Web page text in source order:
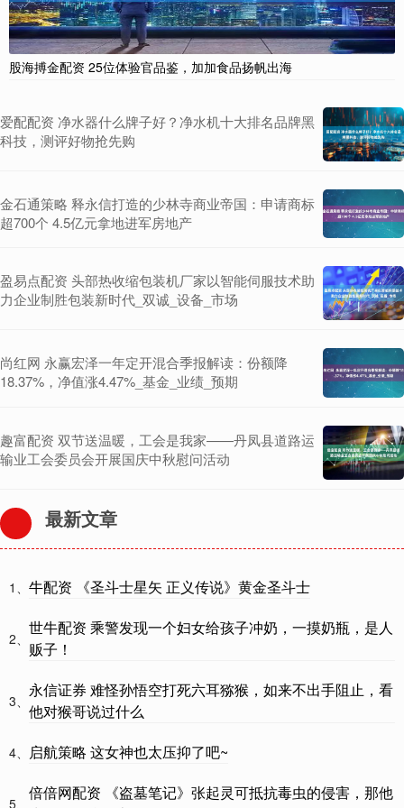
股海搏金配资 25位体验官品鉴，加加食品扬帆出海
爱配配资 净水器什么牌子好？净水机十大排名品牌黑
科技，测评好物抢先购
金石通策略 释永信打造的少林寺商业帝国：申请商标
超700个 4.5亿元拿地进军房地产
盈易点配资 头部热收缩包装机厂家以智能伺服技术助
力企业制胜包装新时代_双诚_设备_市场
尚红网 永赢宏泽一年定开混合季报解读：份额降
18.37%，净值涨4.47%_基金_业绩_预期
趣富配资 双节送温暖，工会是我家——丹凤县道路运
输业工会委员会开展国庆中秋慰问活动
最新文章
1、 牛配资 《圣斗士星矢 正义传说》黄金圣斗士
2、
世牛配资 乘警发现一个妇女给孩子冲奶，一摸奶瓶，是人
贩子！
3、
永信证券 难怪孙悟空打死六耳猕猴，如来不出手阻止，看
他对猴哥说过什么
4、 启航策略 这女神也太压抑了吧~
5、
倍倍网配资 《盗墓笔记》张起灵可抵抗毒虫的侵害，那他